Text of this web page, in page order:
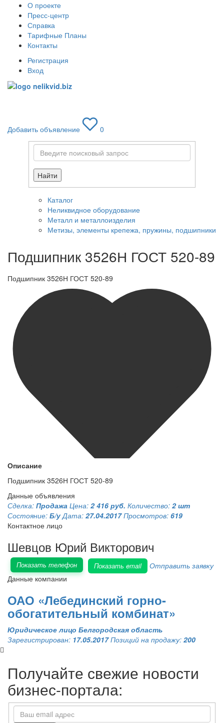
О проекте
Пресс-центр
Справка
Тарифные Планы
Контакты
Регистрация
Вход
Добавить объявление
0
Найти
Каталог
Неликвидное оборудование
Металл и металлоизделия
Метизы, элементы крепежа, пружины, подшипники
Подшипник 3526Н ГОСТ 520-89
Подшипник 3526Н ГОСТ 520-89
Описание
Подшипник 3526Н ГОСТ 520-89
Данные объявления
Сделка: Продажа Цена: 2 416 руб. Количество: 2 шт
Состояние: Б/у Дата: 27.04.2017 Просмотров: 619
Контактное лицо
Шевцов Юрий Викторович
Показать телефон Показать email
Отправить заявку
Данные компании
ОАО «Лебединский горно-
обогатительный комбинат»
Юридическое лицо Белгородская область
Зарегистрирован: 17.05.2017 Позиций на продажу: 200
Получайте свежие новости
бизнес-портала: